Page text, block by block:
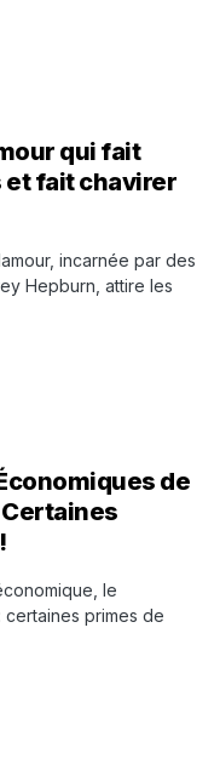
qui fait
et fait chavirer
incarnée par des
Hepburn, attire les
de
le
primes de